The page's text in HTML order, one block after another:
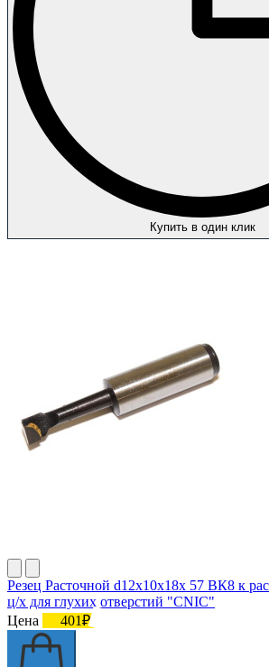
Купить в один клик
Резец Расточной d12х10х18х 57 ВК8 к
ц/х для глухих отверстий "CNIC"
Цена
401₽